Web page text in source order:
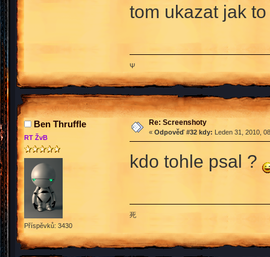
tom ukazat jak
Ψ
Ben Thruffle
RT ŽvB
Příspěvků: 3430
Re: Screenshoty
« Odpověď #32 kdy: Leden 31, 2010,
kdo tohle psal ?
死